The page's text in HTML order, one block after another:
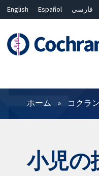
English Español فارسی
フィルター
ホーム コクラ
小児の